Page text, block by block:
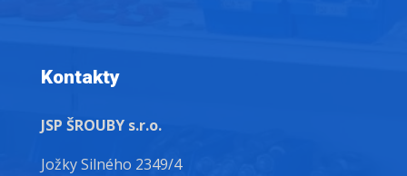
Kontakty
JSP ŠROUBY s.r.o.
Jožky Silného 2349/4